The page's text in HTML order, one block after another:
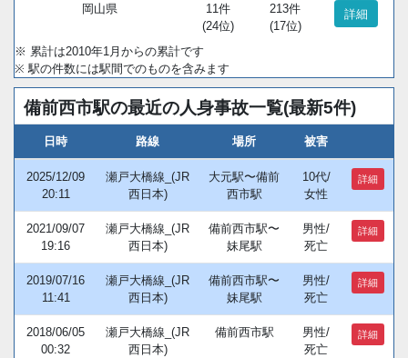
岡山県
11件
(24位)
213件
(17位)
詳細
※ 累計は2010年1月からの累計です
※ 駅の件数には駅間でのものを含みます
備前西市駅の最近の人身事故一覧(最新5件)
日時 路線 場所 被害
2025/12/09
20:11
瀬戸大橋線_(JR
西日本)
大元駅〜備前
西市駅
10代/
女性
詳細
2021/09/07
19:16
瀬戸大橋線_(JR
西日本)
備前西市駅〜
妹尾駅
男性/
死亡
詳細
2019/07/16
11:41
瀬戸大橋線_(JR
西日本)
備前西市駅〜
妹尾駅
男性/
死亡
詳細
2018/06/05
00:32
瀬戸大橋線_(JR
西日本)
備前西市駅
男性/
死亡
詳細